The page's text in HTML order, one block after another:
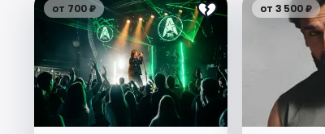
от 700 ₽ от 3 500 ₽